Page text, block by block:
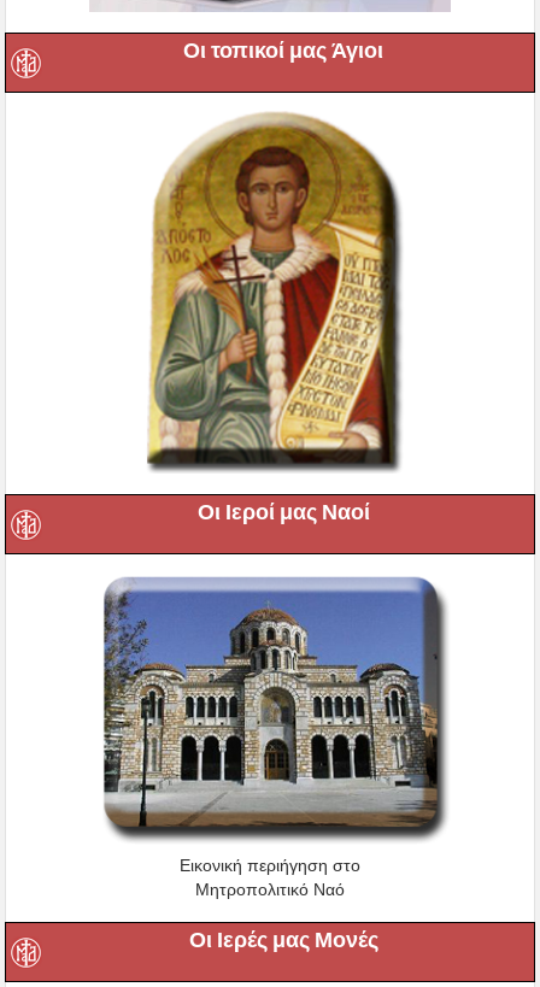
Οι τοπικοί μας Άγιοι
Οι Ιεροί μας Ναοί
Εικονική περιήγηση στο
Μητροπολιτικό Ναό
Οι Ιερές μας Μονές